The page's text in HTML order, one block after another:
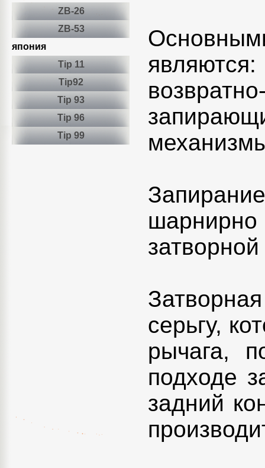
ZB-26
ZB-53
япония
Tip 11
Tip92
Tip 93
Tip 96
Tip 99
шарнирно
серьгу,
рычага,
подходе
задний